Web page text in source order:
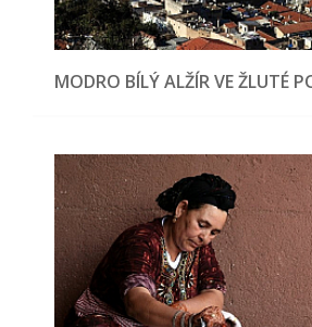
MODRO BÍLÝ ALŽÍR VE ŽLUTÉ